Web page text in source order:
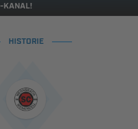
KANAL!
HISTORIE